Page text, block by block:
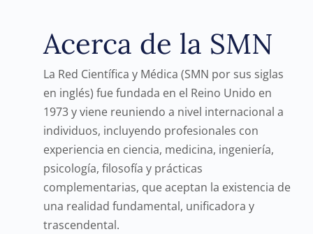
Acerca de la SMN
La Red Científica y Médica (SMN por sus siglas
en inglés) fue fundada en el Reino Unido en
1973 y viene reuniendo a nivel internacional a
individuos, incluyendo profesionales con
experiencia en ciencia, medicina, ingeniería,
psicología, filosofía y prácticas
complementarias, que aceptan la existencia de
una realidad fundamental, unificadora y
trascendental.